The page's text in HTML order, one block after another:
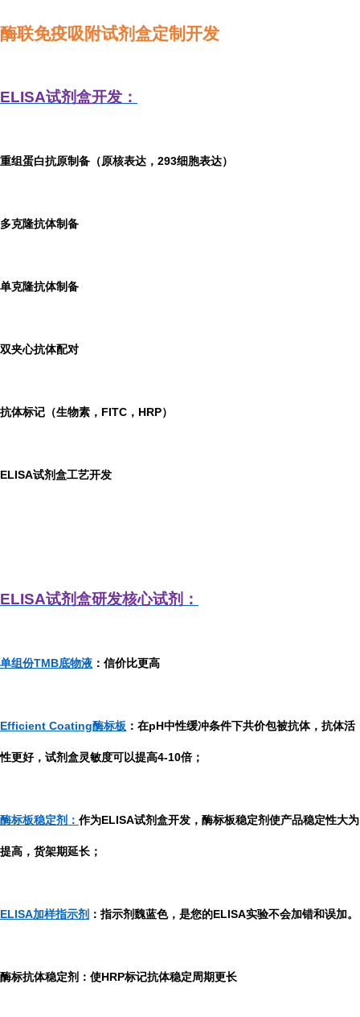
酶联免疫吸附试剂盒定制开发
ELISA试剂盒开发：
重组蛋白抗原制备（原核表达，293细胞表达）
多克隆抗体制备
单克隆抗体制备
双夹心抗体配对
抗体标记（生物素，FITC，HRP）
ELISA试剂盒工艺开发
ELISA试剂盒研发核心试剂：
单组份TMB底物液 ：信价比更高
Efficient Coating酶标板 ：在pH中性缓冲条件下共价包被抗体，抗体活
性更好，试剂盒灵敏度可以提高4-10倍；
酶标板稳定剂： 作为ELISA试剂盒开发，酶标板稳定剂使产品稳定性大为
提高，货架期延长；
ELISA加样指示剂 ：指示剂魏蓝色，是您的ELISA实验不会加错和误加。
酶标抗体稳定剂：使HRP标记抗体稳定周期更长